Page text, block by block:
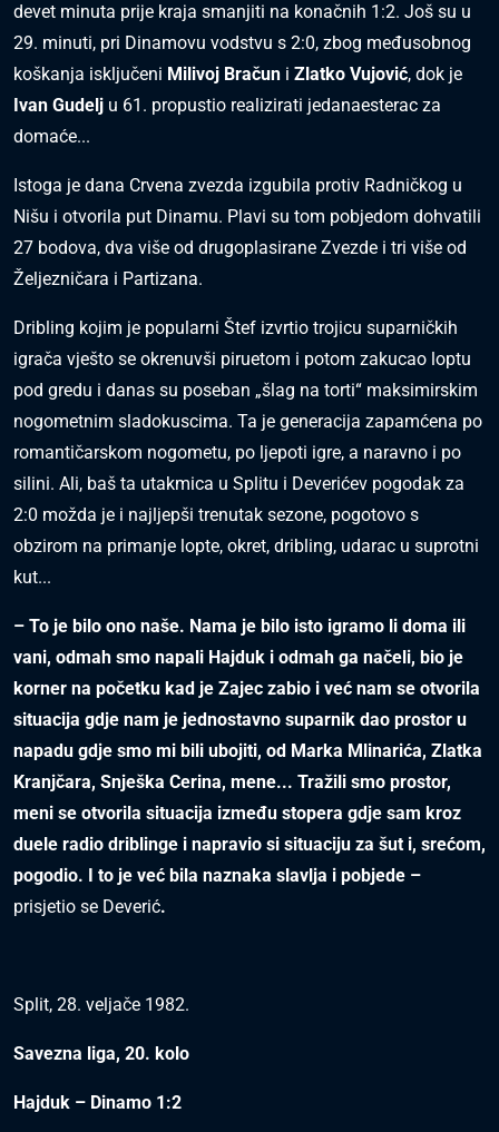
devet minuta prije kraja smanjiti na konačnih 1:2. Još su u
29. minuti, pri Dinamovu vodstvu s 2:0, zbog međusobnog
koškanja isključeni Milivoj Bračun i Zlatko Vujović, dok je
Ivan Gudelj u 61. propustio realizirati jedanaesterac za
domaće...
Istoga je dana Crvena zvezda izgubila protiv Radničkog u
Nišu i otvorila put Dinamu. Plavi su tom pobjedom dohvatili
27 bodova, dva više od drugoplasirane Zvezde i tri više od
Željezničara i Partizana.
Dribling kojim je popularni Štef izvrtio trojicu suparničkih
igrača vješto se okrenuvši piruetom i potom zakucao loptu
pod gredu i danas su poseban „šlag na torti“ maksimirskim
nogometnim sladokuscima. Ta je generacija zapamćena po
romantičarskom nogometu, po ljepoti igre, a naravno i po
silini. Ali, baš ta utakmica u Splitu i Deverićev pogodak za
2:0 možda je i najljepši trenutak sezone, pogotovo s
obzirom na primanje lopte, okret, dribling, udarac u suprotni
kut...
– To je bilo ono naše. Nama je bilo isto igramo li doma ili
vani, odmah smo napali Hajduk i odmah ga načeli, bio je
korner na početku kad je Zajec zabio i već nam se otvorila
situacija gdje nam je jednostavno suparnik dao prostor u
napadu gdje smo mi bili ubojiti, od Marka Mlinarića, Zlatka
Kranjčara, Snješka Cerina, mene... Tražili smo prostor,
meni se otvorila situacija između stopera gdje sam kroz
duele radio driblinge i napravio si situaciju za šut i, srećom,
pogodio. I to je već bila naznaka slavlja i pobjede –
prisjetio se Deverić.
Split, 28. veljače 1982.
Savezna liga, 20. kolo
Hajduk – Dinamo 1:2